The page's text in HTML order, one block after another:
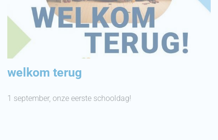
welkom terug
1 september, onze eerste schooldag!